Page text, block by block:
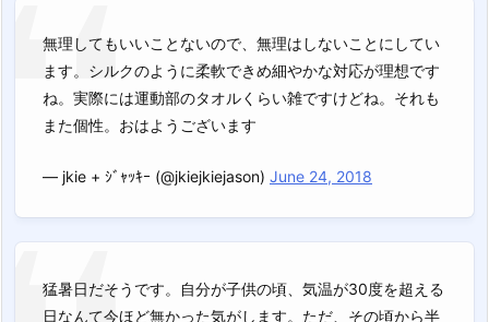
無理してもいいことないので、無理はしないことにしてい
ます。シルクのように柔軟できめ細やかな対応が理想です
ね。実際には運動部のタオルくらい雑ですけどね。それも
また個性。おはようございます
— jkie + ｼﾞｬｯｷｰ (@jkiejkiejason) June 24, 2018
猛暑日だそうです。自分が子供の頃、気温が30度を超える
日なんて今ほど無かった気がします。ただ、その頃から半